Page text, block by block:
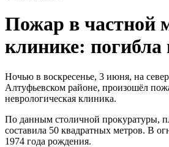
Пожар в частной
клинике: погибла
Ночью в воскресенье, 3 июня, на
Алтуфьевском районе, произошёл
неврологическая клиника.
По данным столичной прокуратуры,
составила 50 квадратных метров. В
1974 года рождения.